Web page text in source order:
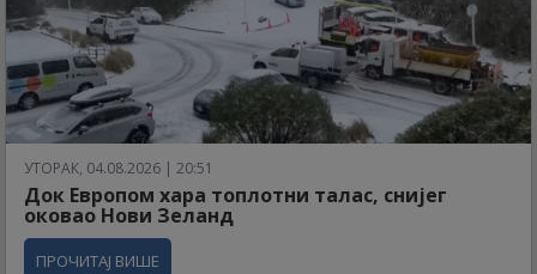
УТОРАК, 04.08.2026 | 20:51
Док Европом хара топлотни талас, снијег
оковао Нови Зеланд
ПРОЧИТАЈ ВИШЕ